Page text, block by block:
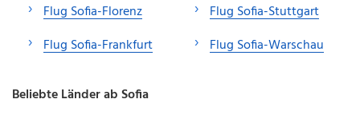
Flug Sofia-Florenz
Flug Sofia-Frankfurt
Flug Sofia-Stuttgart
Flug Sofia-Warschau
Beliebte Länder ab Sofia